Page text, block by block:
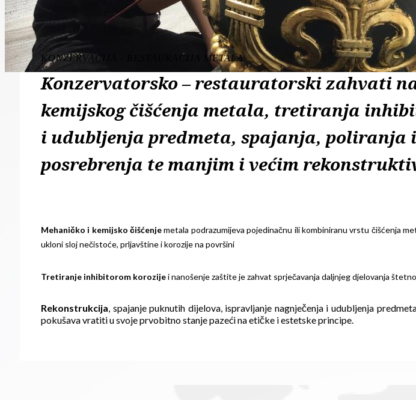
KONZERVACIJA - RESTAURACIJA METALA
Konzervatorsko – restauratorski zahvati
kemijskog čišćenja metala, tretiranja
i udubljenja predmeta, spajanja,
posrebrenja te manjim i većim
Mehaničko i kemijsko čišćenjemetala podrazumijeva pojedinačnu ili kombiniranu vrstu čišćenja
ukloni sloj nečistoće, prljavštine i korozije na površini
Tretiranje inhibitorom korozijei nanošenje zaštite je zahvat sprječavanja daljnjeg djelovanja
Rekonstrukcija, spajanje puknutih dijelova, ispravljanje nagnječenja i udubljenja
pokušava vratiti u svoje prvobitno stanje pazeći na etičke i estetske principe.